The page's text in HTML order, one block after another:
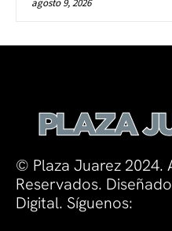
agosto 9, 2026
© Plaza Juarez 2024.
Reservados.
Digital. Síguenos: